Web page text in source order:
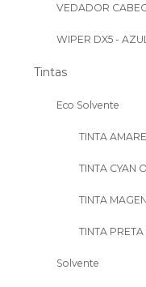
VEDADOR
WIPER DX5 -
Tintas
Eco Solvente
TINTA
TINTA CYAN
TINTA
TINTA PRETA
Solvente